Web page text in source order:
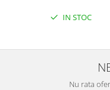
IN STOC
Nu rata